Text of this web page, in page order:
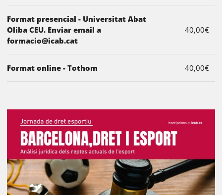
Format presencial - Universitat Abat
Oliba CEU. Enviar email a
formacio@icab.cat
40,00€
Format online - Tothom 40,00€